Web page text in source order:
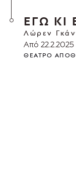
ΕΓΩ ΚΙ
Λώρεν
Από 22.2.2025
ΘΈΑΤΡΟ